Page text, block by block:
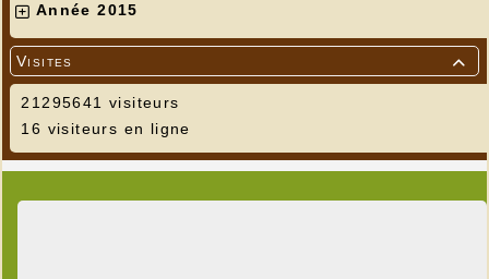
Année 2015

Visites
21295641 visiteurs
16 visiteurs en ligne